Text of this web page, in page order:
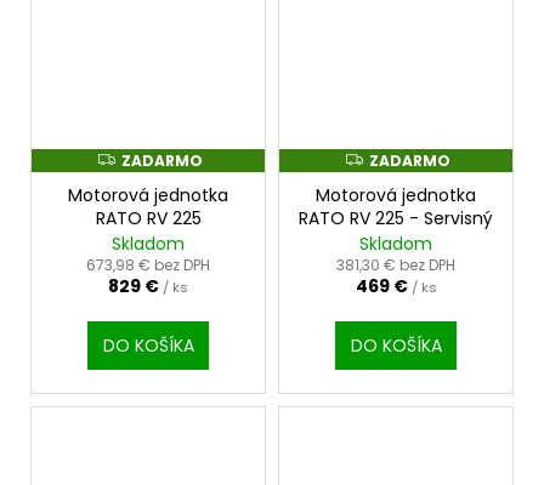
Z
A
D
A
R
M
O
ZADARMO
Motorová jednotka
RATO RV 225
Skladom
673,98 € bez DPH
829 € / ks
DO KOŠÍKA
Z
A
D
A
R
M
O
ZADARMO
Motorová jednotka
RATO RV 225 - Servisný
Skladom
381,30 € bez DPH
469 € / ks
DO KOŠÍKA